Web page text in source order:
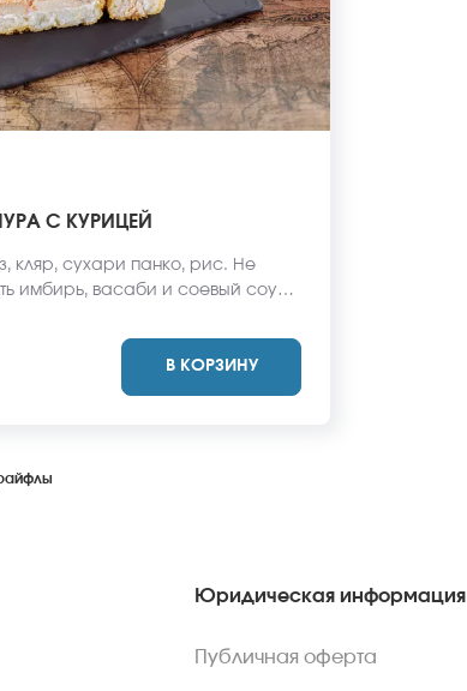
С КУРИЦЕЙ
кляр, сухари панко, рис. Не
имбирь, васаби и соевый соус.
от фото на сайте.
В КОРЗИНУ
Юридическая информация
Публичная оферта